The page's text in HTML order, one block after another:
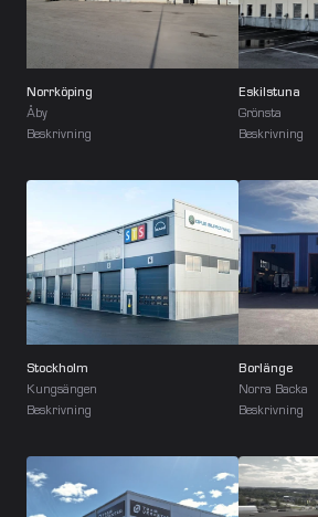
Norrköping
Åby
Beskrivning
Eskilstuna
Grönsta
Beskrivning
Stockholm
Kungsängen
Beskrivning
Borlänge
Norra Backa
Beskrivning